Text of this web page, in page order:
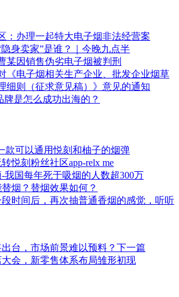
：办理一起特大电子烟非法经营案
身卖家”是谁？｜今晚九点半
某因销售伪劣电子烟被判刑
《电子烟相关生产企业、批发企业烟草
细则（征求意见稿）》意见的通知
牌是怎么成功出海的？
款可以通用悦刻和柚子的烟弹
悦刻粉丝社区app-relx me
我国每年死于吸烟的人数超300万
烟？替烟效果如何？
时间后，再次抽普通香烟的感觉，听听
台，市场前景难以预料？ 下一篇
会，新零售体系布局雏形初现